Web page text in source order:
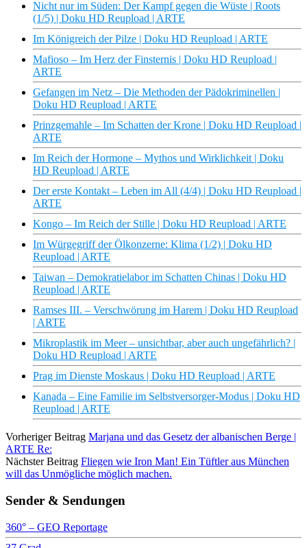
Nicht nur im Süden: Der Kampf gegen die Wüste | Roots
(1/5) | Doku HD Reupload | ARTE
Im Königreich der Pilze | Doku HD Reupload | ARTE
Mafioso – Im Herz der Finsternis | Doku HD Reupload |
ARTE
Gefangen im Netz – Die Methoden der Pädokriminellen |
Doku HD Reupload | ARTE
Prinzgemahle – Im Schatten der Krone | Doku HD Reupload |
ARTE
Im Reich der Hormone – Mythos und Wirklichkeit | Doku
HD Reupload | ARTE
Der erste Kontakt – Leben im All (4/4) | Doku HD Reupload |
ARTE
Kongo – Im Reich der Stille | Doku HD Reupload | ARTE
Im Würgegriff der Ölkonzerne: Klima (1/2) | Doku HD
Reupload | ARTE
Taiwan – Demokratielabor im Schatten Chinas | Doku HD
Reupload | ARTE
Ramses III. – Verschwörung im Harem | Doku HD Reupload
| ARTE
Mikroplastik im Meer – unsichtbar, aber auch ungefährlich? |
Doku HD Reupload | ARTE
Prag im Dienste Moskaus | Doku HD Reupload | ARTE
Kanada – Eine Familie im Selbstversorger-Modus | Doku HD
Reupload | ARTE
Vorheriger Beitrag Marjana und das Gesetz der albanischen Berge |
ARTE Re:
Nächster Beitrag Fliegen wie Iron Man! Ein Tüftler aus München
will das Unmögliche möglich machen.
Sender & Sendungen
360° – GEO Reportage